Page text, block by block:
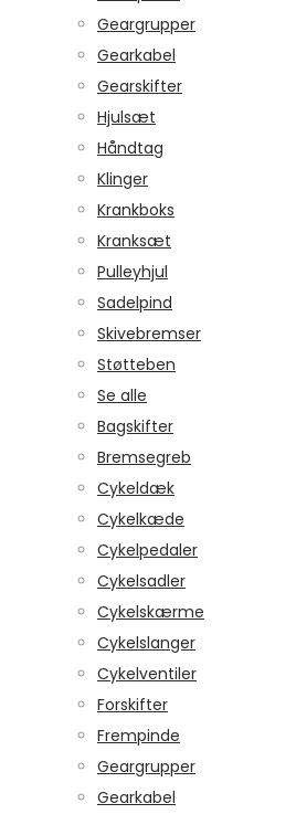
Geargrupper
Gearkabel
Gearskifter
Hjulsæt
Håndtag
Klinger
Krankboks
Kranksæt
Pulleyhjul
Sadelpind
Skivebremser
Støtteben
Se alle
Bagskifter
Bremsegreb
Cykeldæk
Cykelkæde
Cykelpedaler
Cykelsadler
Cykelskærme
Cykelslanger
Cykelventiler
Forskifter
Frempinde
Geargrupper
Gearkabel